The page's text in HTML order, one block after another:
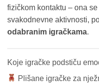
fizičkom kontaktu – ona
svakodnevne aktivnosti,
odabranim igračkama.
Koje igračke podstiču
Plišane igračke za